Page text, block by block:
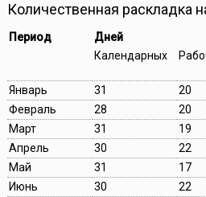
Количественная раскладка
Период
Дней
Календарных
Январь
31 20
Февраль
28 20
Март
31 19
Апрель
30 22
Май
31 17
Июнь
30 22